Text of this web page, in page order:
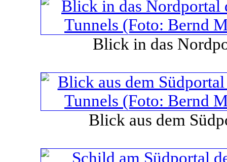
Blick in das
Blick aus dem